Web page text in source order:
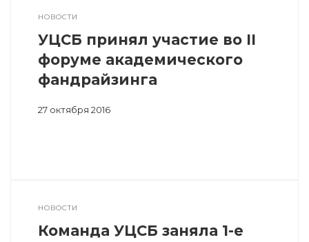
НОВОСТИ
УЦСБ принял участие во II
форуме академического
фандрайзинга
27 октября 2016
НОВОСТИ
Команда УЦСБ заняла 1-е